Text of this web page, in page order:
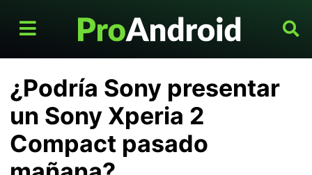
¿Podría Sony presentar
un Sony Xperia 2
Compact pasado